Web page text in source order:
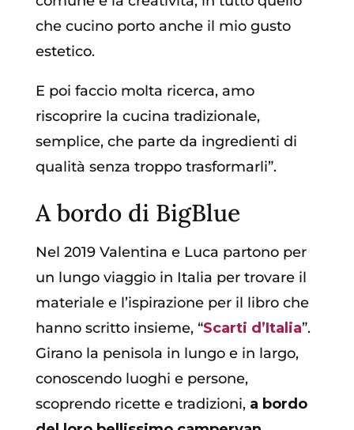
che cucino porto anche il mio gusto
estetico.
E poi faccio molta ricerca, amo
riscoprire la cucina tradizionale,
semplice, che parte da ingredienti di
qualità senza troppo trasformarli”.
A bordo di BigBlue
Nel 2019 Valentina e Luca partono per
un lungo viaggio in Italia per trovare il
materiale e l’ispirazione per il libro che
hanno scritto insieme, “Scarti d’Italia”.
Girano la penisola in lungo e in largo,
conoscendo luoghi e persone,
scoprendo ricette e tradizioni, a bordo